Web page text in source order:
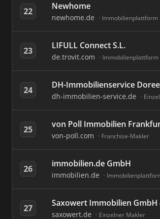
22 Newhome
newhome.de Immobilienplattform
23 LIFULL Connect S.L.
de.trovit.com Immobilienplattform
24 DH-Immobilienservice
dh-immobilien-service.de
25 von Poll Immobilien
von-poll.com Franchise-Makler
26 immobilien.de GmbH
immobilien.de
27 Saxowert Immobilien GmbH
saxowert.de Einzelner Makler